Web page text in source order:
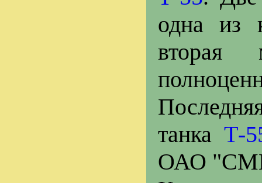
одна из
вторая
танкаТ-
ОАО